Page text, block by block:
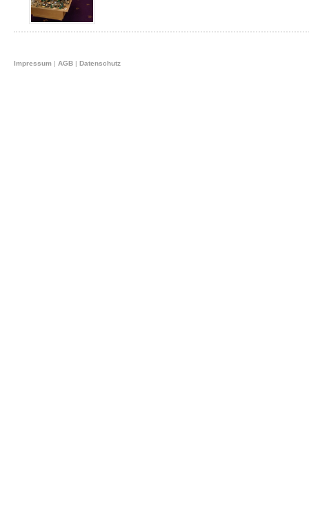
Impressum | AGB | Datenschutz